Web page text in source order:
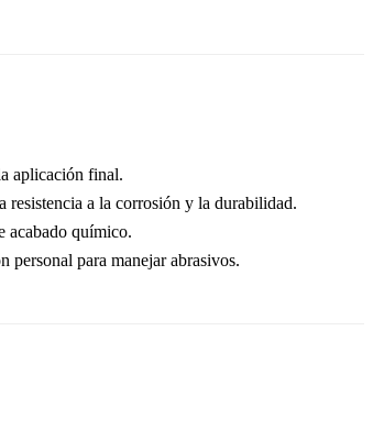
aplicación final.
resistencia a la corrosión y la durabilidad.
acabado químico.
personal para manejar abrasivos.